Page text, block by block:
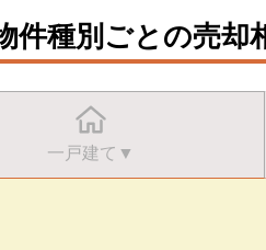
件種別ごとの売却
一戸建て▼